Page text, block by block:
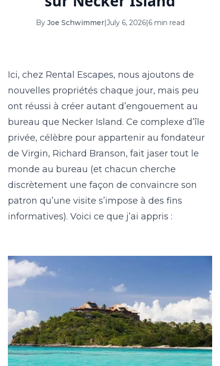
16 17 18 19 20 21 22
27 28
September 2026
S M T W T F S
1 2 3 4 5
6 12
13 14 15 16 17 18 19
22
27 28 29 30
By Joe Schwimmer|July 6, 2026|6 min read
Ici, chez Rental Escapes, nous ajoutons de
nouvelles propriétés chaque jour, mais peu
ont réussi à créer autant d’engouement au
bureau que Necker Island. Ce complexe d’île
privée, célèbre pour appartenir au fondateur
de Virgin, Richard Branson, fait jaser tout le
monde au bureau (et chacun cherche
discrètement une façon de convaincre son
patron qu’une visite s’impose à des fins
informatives). Voici ce que j’ai appris :